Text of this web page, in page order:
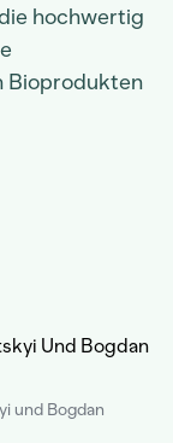
hochwertig
Bioprodukten
und Bogdan